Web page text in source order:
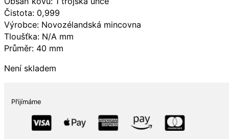
Čistota: 0,999
Výrobce: Novozélandská mincovna
Tloušťka: N/A mm
Průměr: 40 mm
Není skladem
Přijímáme